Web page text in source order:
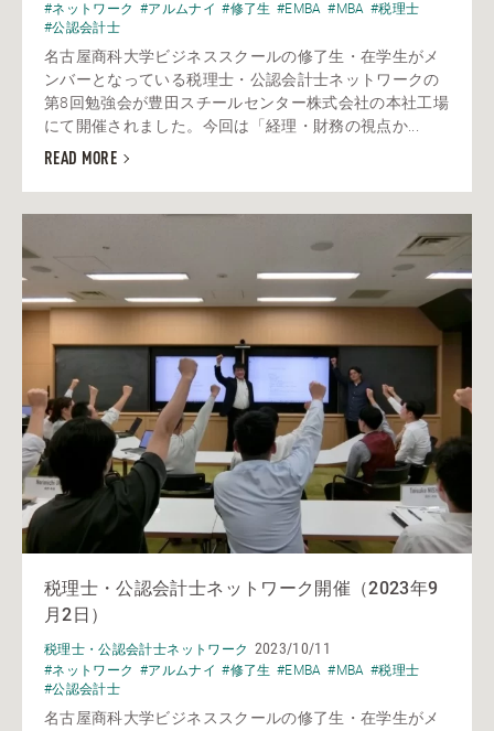
#ネットワーク #アルムナイ #修了生 #EMBA #MBA #税理士
#公認会計士
名古屋商科大学ビジネススクールの修了生・在学生がメ
ンバーとなっている税理士・公認会計士ネットワークの
第8回勉強会が豊田スチールセンター株式会社の本社工場
にて開催されました。今回は「経理・財務の視点か...
READ MORE
税理士・公認会計士ネットワーク開催（2023年9
月2日）
税理士・公認会計士ネットワーク 2023/10/11
#ネットワーク #アルムナイ #修了生 #EMBA #MBA #税理士
#公認会計士
名古屋商科大学ビジネススクールの修了生・在学生がメ